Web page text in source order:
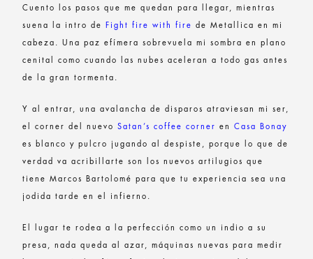
Cuento los pasos que me quedan para llegar, mientras
suena la intro de Fight fire with fire de Metallica en mi
cabeza. Una paz efímera sobrevuela mi sombra en plano
cenital como cuando las nubes aceleran a todo gas antes
de la gran tormenta.
Y al entrar, una avalancha de disparos atraviesan mi ser,
el corner del nuevoSatan’s coffee corner enCasa Bonay
es blanco y pulcro jugando al despiste, porque lo que de
verdad va acribillarte son los nuevos artilugios que
tiene Marcos Bartolomé para que tu experiencia sea una
jodida tarde en el infierno.
El lugar te rodea a la perfección como un indio a su
presa, nada queda al azar, máquinas nuevas para medir